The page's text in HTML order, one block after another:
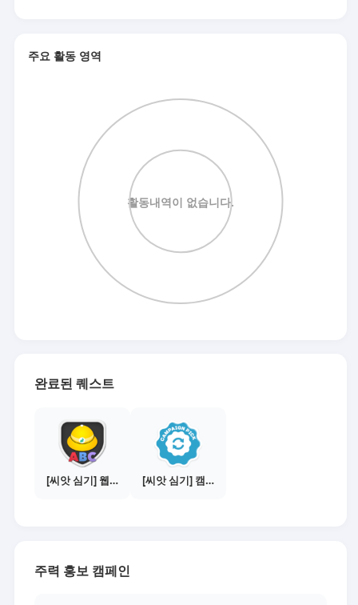
주요 활동 영역
완료된 퀘스트
[씨앗 심기] 웹툰보기 - 주의사항 편 [씨앗 심기] 캠페인 전환하기
주력 홍보 캠페인